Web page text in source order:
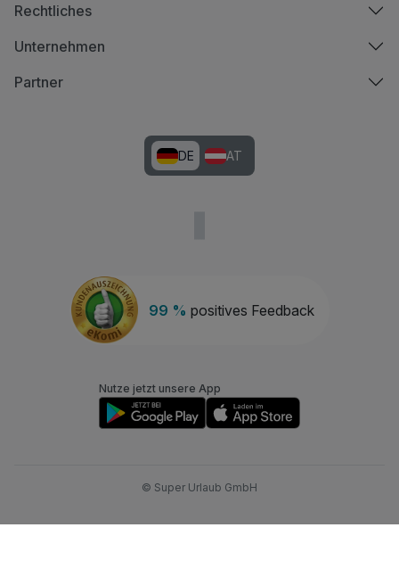
99 % positives Feedback
Rechtliches
Unternehmen
Partner
DE AT
Nutze jetzt unsere App
© Super Urlaub GmbH